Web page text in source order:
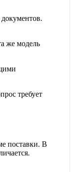
же модель
требует
поставки. В